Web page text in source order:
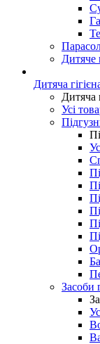
Дитяче
Дитяча
Дитяча
Усі
Засоби